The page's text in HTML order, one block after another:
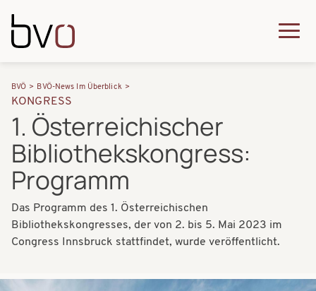
k
m
n
u
u
p
t
a
v
P
f
a
d
n
a
v
g
BVÖ BVÖ-News Im Überblick
KONGRESS
1. Österreichischer
Bibliothekskongress:
Programm
Das Programm des 1. Österreichischen
Bibliothekskongresses, der von 2. bis 5. Mai 2023 im
Congress Innsbruck stattfindet, wurde veröffentlicht.